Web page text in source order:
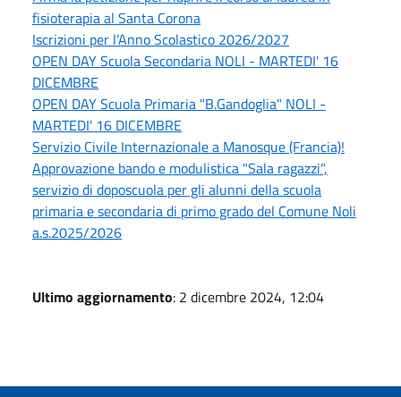
fisioterapia al Santa Corona
Iscrizioni per l’Anno Scolastico 2026/2027
OPEN DAY Scuola Secondaria NOLI - MARTEDI' 16
DICEMBRE
OPEN DAY Scuola Primaria "B.Gandoglia" NOLI -
MARTEDI' 16 DICEMBRE
Servizio Civile Internazionale a Manosque (Francia)!
Approvazione bando e modulistica "Sala ragazzi",
servizio di doposcuola per gli alunni della scuola
primaria e secondaria di primo grado del Comune Noli
a.s.2025/2026
Ultimo aggiornamento: 2 dicembre 2024, 12:04